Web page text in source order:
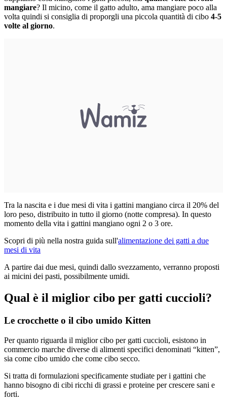
mangiare? Il micino, come il gatto adulto, ama mangiare poco alla
volta quindi si consiglia di proporgli una piccola quantità di cibo 4-5
volte al giorno.
Tra la nascita e i due mesi di vita i gattini mangiano circa il 20% del
loro peso, distribuito in tutto il giorno (notte compresa). In questo
momento della vita i gattini mangiano ogni 2 o 3 ore.
Scopri di più nella nostra guida sull'alimentazione dei gatti a due
mesi di vita
A partire dai due mesi, quindi dallo svezzamento, verranno proposti
ai micini dei pasti, possibilmente umidi.
Qual è il miglior cibo per gatti cuccioli?
Le crocchette o il cibo umido Kitten
Per quanto riguarda il miglior cibo per gatti cuccioli, esistono in
commercio marche diverse di alimenti specifici denominati “kitten”,
sia come cibo umido che come cibo secco.
Si tratta di formulazioni specificamente studiate per i gattini che
hanno bisogno di cibi ricchi di grassi e proteine per crescere sani e
forti.